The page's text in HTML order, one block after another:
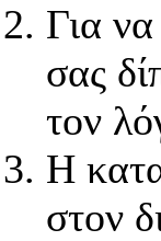
Για
σας
τον
Η
στον